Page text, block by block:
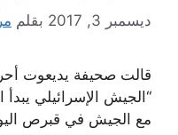
ديسمبر 3, 2017 بقلم
قالت صحيفة يديعوت
“الجيش الإسرائيلي
مع الجيش في قبرص